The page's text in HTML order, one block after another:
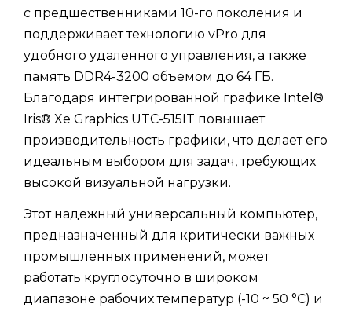
с предшественниками 10-го поколения и
поддерживает технологию vPro для
удобного удаленного управления, а также
память DDR4-3200 объемом до 64 ГБ.
Благодаря интегрированной графике Intel®
Iris® Xe Graphics UTC-515IT повышает
производительность графики, что делает его
идеальным выбором для задач, требующих
высокой визуальной нагрузки.
Этот надежный универсальный компьютер,
предназначенный для критически важных
промышленных применений, может
работать круглосуточно в широком
диапазоне рабочих температур (-10 ~ 50 °C) и